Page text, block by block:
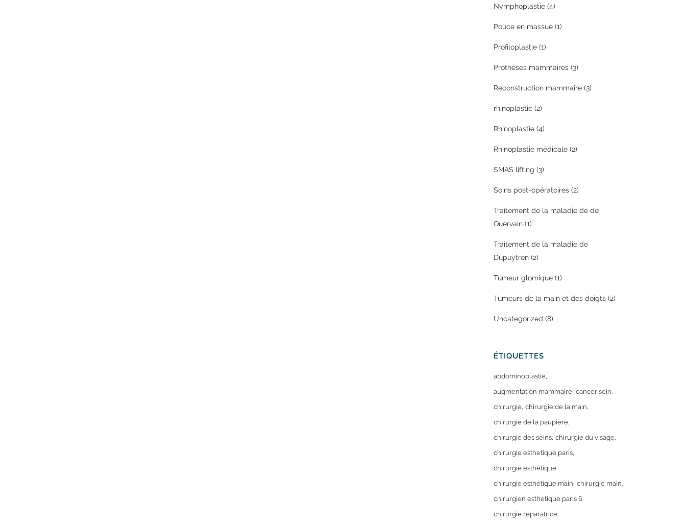
Nymphoplastie (4)
Pouce en massue (1)
Profiloplastie (1)
Prothèses mammaires (3)
Reconstruction mammaire (3)
rhinoplastie (2)
Rhinoplastie (4)
Rhinoplastie médicale (2)
SMAS lifting (3)
Soins post-opératoires (2)
Traitement de la maladie de de
Quervain (1)
Traitement de la maladie de
Dupuytren (2)
Tumeur glomique (1)
Tumeurs de la main et des doigts (2)
Uncategorized (8)
ÉTIQUETTES
abdominoplastie
augmentation mammaire cancer sein
chirurgie chirurgie de la main
chirurgie de la paupière
chirurgie des seins chirurgie du visage
chirurgie esthetique paris
chirurgie esthétique
chirurgie esthétique main chirurgie main
chirurgien esthetique paris 6
chirurgie réparatrice